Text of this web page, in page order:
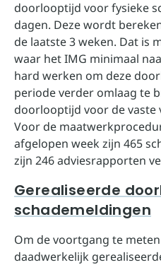
doorlooptijd voor fysieke
dagen. Deze wordt
de laatste 3 weken. Dat is
waar het IMG minimaal
hard werken om deze
periode verder omlaag te
doorlooptijd voor de vaste
Voor de
afgelopen week zijn 465
zijn 246 adviesrapporten
Gerealiseerde
schademeldingen
Om de voortgang te
daadwerkelijk